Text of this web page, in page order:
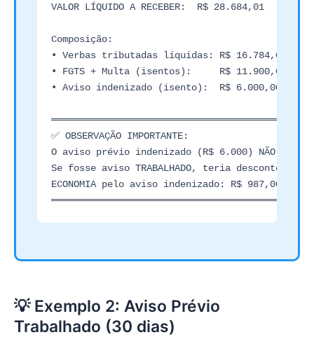
VALOR LÍQUIDO A RECEBER:  R$ 28.684,01
Composição:
• Verbas tributadas líquidas: R$ 16.784,01
• FGTS + Multa (isentos):     R$ 11.900,00
• Aviso indenizado (isento):  R$ 6.000,00 (já
✅ OBSERVAÇÃO IMPORTANTE:
O aviso prévio indenizado (R$ 6.000) NÃO
Se fosse aviso TRABALHADO, teria desconto de
ECONOMIA pelo aviso indenizado: R$ 987,00
💡 Exemplo 2: Aviso Prévio
Trabalhado (30 dias)